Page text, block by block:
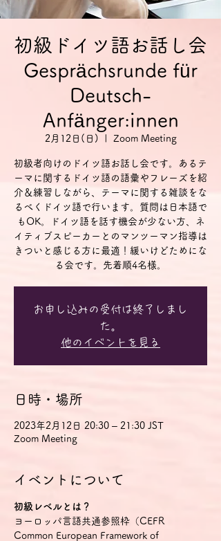
初級ドイツ語お話し会
Gesprächsrunde für
Deutsch-
Anfänger:innen
2月12日(日) Zoom Meeting
初級者向けのドイツ語お話し会です。あるテ
ーマに関するドイツ語の語彙やフレーズを紹
介＆練習しながら、テーマに関する雑談をな
るべくドイツ語で行います。質問は日本語で
もOK。ドイツ語を話す機会が少ない方、ネ
イティブスピーカーとのマンツーマン指導は
きついと感じる方に最適！緩いけどためにな
る会です。先着順4名様。
お申し込みの受付は終了しまし
た。
他のイベントを見る
日時・場所
2023年2月12日 20:30 – 21:30 JST
Zoom Meeting
イベントについて
初級レベルとは？
ヨーロッパ言語共通参照枠（CEFR
Common European Framework of